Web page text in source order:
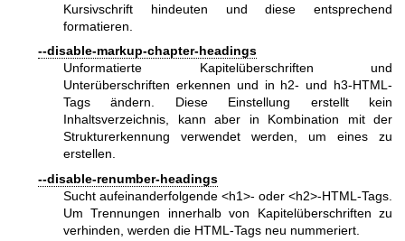
Kursivschrift hindeuten und diese entsprechend
formatieren.
--disable-markup-chapter-headings
Unformatierte Kapitelüberschriften und
Unterüberschriften erkennen und in h2- und h3-HTML-
Tags ändern. Diese Einstellung erstellt kein
Inhaltsverzeichnis, kann aber in Kombination mit der
Strukturerkennung verwendet werden, um eines zu
erstellen.
--disable-renumber-headings
Sucht aufeinanderfolgende <h1>- oder <h2>-HTML-Tags.
Um Trennungen innerhalb von Kapitelüberschriften zu
verhinden, werden die HTML-Tags neu nummeriert.